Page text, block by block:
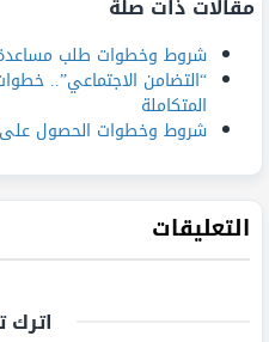
مقالات ذات صلة
شروط وخطوات طلب مساعدة
“التضامن الاجتماعي”..
المتكاملة
شروط وخطوات الحصول على
التعليقات
اترك